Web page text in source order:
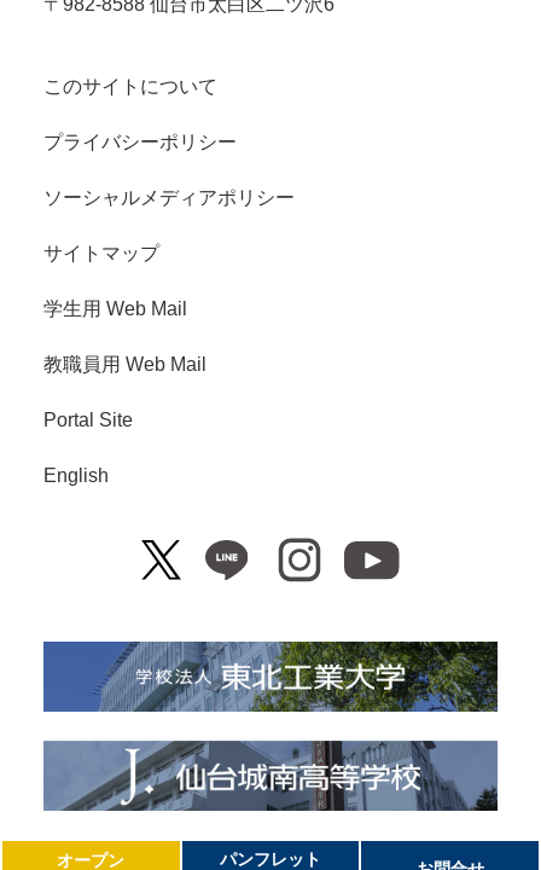
このサイトについて
プライバシーポリシー
ソーシャルメディアポリシー
サイトマップ
学生用 Web Mail
教職員用 Web Mail
Portal Site
English
Copyright© Tohoku Institute of Technology. All Right Reserved.
オープン
パンフレット